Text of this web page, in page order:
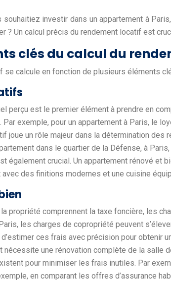
souhaitiez investir dans un appartement à
? Un calcul précis du rendement locatif est
clés du calcul du
se calcule en fonction de plusieurs éléments
perçu est le premier élément à prendre en
Par exemple, pour un appartement à Paris, le
joue un rôle majeur dans la détermination
dans le quartier de la Défense, à
également crucial. Un appartement rénové et
avec des finitions modernes et une cuisine
propriété comprennent la taxe foncière, les
les charges de copropriété peuvent
ces frais avec précision pour obtenir
nécessite une rénovation complète de la salle
pour minimiser les frais inutiles. Par
en comparant les offres d’assurance